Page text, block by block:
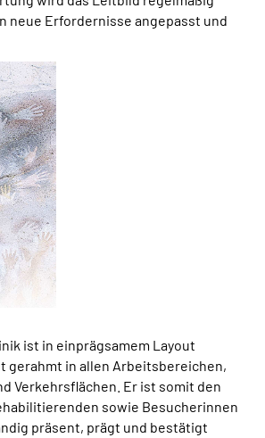
neue Erfordernisse angepasst und
ist in einprägsamem Layout
gerahmt in allen Arbeitsbereichen,
Verkehrsflächen. Er ist somit den
sowie Besucherinnen
präsent, prägt und bestätigt